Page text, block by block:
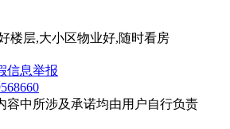
楼层,大小区物业好,随时看房
信息举报
容中所涉及承诺均由用户自行负责